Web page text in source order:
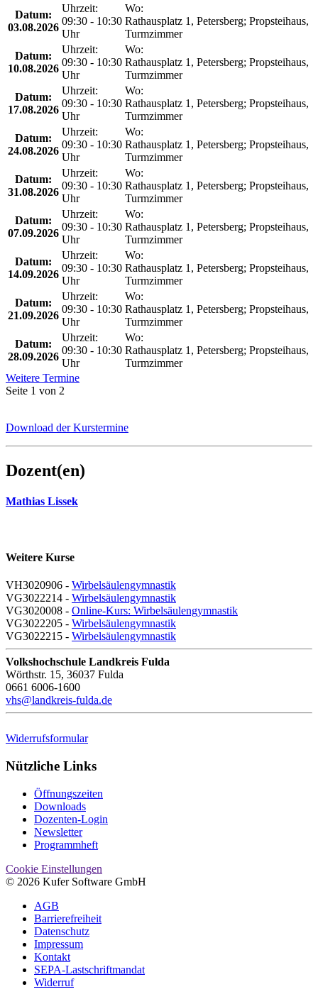
Datum:
03.08.2026
Uhrzeit:
09:30 - 10:30
Uhr
Wo:
Rathausplatz 1, Petersberg; Propsteihaus,
Turmzimmer
Datum:
10.08.2026
Uhrzeit:
09:30 - 10:30
Uhr
Wo:
Rathausplatz 1, Petersberg; Propsteihaus,
Turmzimmer
Datum:
17.08.2026
Uhrzeit:
09:30 - 10:30
Uhr
Wo:
Rathausplatz 1, Petersberg; Propsteihaus,
Turmzimmer
Datum:
24.08.2026
Uhrzeit:
09:30 - 10:30
Uhr
Wo:
Rathausplatz 1, Petersberg; Propsteihaus,
Turmzimmer
Datum:
31.08.2026
Uhrzeit:
09:30 - 10:30
Uhr
Wo:
Rathausplatz 1, Petersberg; Propsteihaus,
Turmzimmer
Datum:
07.09.2026
Uhrzeit:
09:30 - 10:30
Uhr
Wo:
Rathausplatz 1, Petersberg; Propsteihaus,
Turmzimmer
Datum:
14.09.2026
Uhrzeit:
09:30 - 10:30
Uhr
Wo:
Rathausplatz 1, Petersberg; Propsteihaus,
Turmzimmer
Datum:
21.09.2026
Uhrzeit:
09:30 - 10:30
Uhr
Wo:
Rathausplatz 1, Petersberg; Propsteihaus,
Turmzimmer
Datum:
28.09.2026
Uhrzeit:
09:30 - 10:30
Uhr
Wo:
Rathausplatz 1, Petersberg; Propsteihaus,
Turmzimmer
Weitere Termine
Seite 1 von 2
Download der Kurstermine
Dozent(en)
Mathias Lissek
Weitere Kurse
VH3020906 - Wirbelsäulengymnastik
VG3022214 - Wirbelsäulengymnastik
VG3020008 - Online-Kurs: Wirbelsäulengymnastik
VG3022205 - Wirbelsäulengymnastik
VG3022215 - Wirbelsäulengymnastik
Volkshochschule Landkreis Fulda
Wörthstr. 15, 36037 Fulda
0661 6006-1600
vhs@landkreis-fulda.de
Widerrufsformular
Nützliche Links
Öffnungszeiten
Downloads
Dozenten-Login
Newsletter
Programmheft
Cookie Einstellungen
© 2026 Kufer Software GmbH
AGB
Barrierefreiheit
Datenschutz
Impressum
Kontakt
SEPA-Lastschriftmandat
Widerruf